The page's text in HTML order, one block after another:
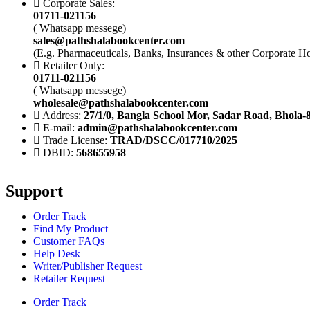
Corporate Sales:
01711-021156
( Whatsapp messege)
sales@pathshalabookcenter.com
(E.g. Pharmaceuticals, Banks, Insurances & other Corporate
Retailer Only:
01711-021156
( Whatsapp messege)
wholesale@pathshalabookcenter.com
Address: 27/1/0, Bangla School Mor, Sadar Road, Bhola-
E-mail: admin@pathshalabookcenter.com
Trade License: TRAD/DSCC/017710/2025
DBID: 568655958
Support
Order Track
Find My Product
Customer FAQs
Help Desk
Writer/Publisher Request
Retailer Request
Order Track